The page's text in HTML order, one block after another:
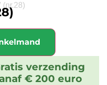
(nr.28)
verzending
€ 200 euro